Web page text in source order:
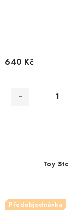
640 Kč
Toy
Předobjednávka